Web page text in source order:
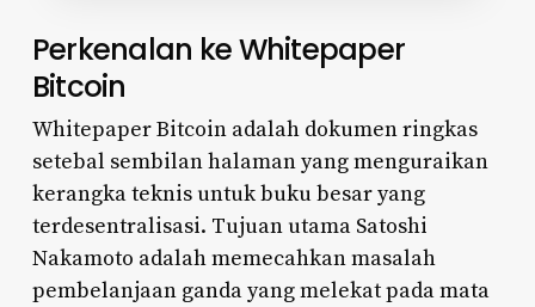
Perkenalan ke Whitepaper
Bitcoin
Whitepaper Bitcoin adalah dokumen ringkas
setebal sembilan halaman yang menguraikan
kerangka teknis untuk buku besar yang
terdesentralisasi. Tujuan utama Satoshi
Nakamoto adalah memecahkan masalah
pembelanjaan ganda yang melekat pada mata